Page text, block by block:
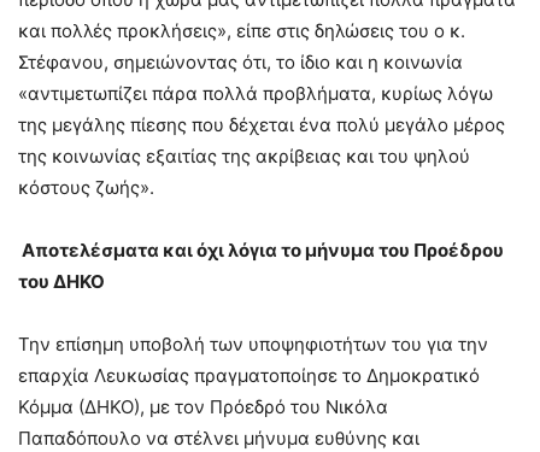
και πολλές προκλήσεις», είπε στις δηλώσεις του ο κ.
Στέφανου, σημειώνοντας ότι, το ίδιο και η κοινωνία
«αντιμετωπίζει πάρα πολλά προβλήματα, κυρίως λόγω
της μεγάλης πίεσης που δέχεται ένα πολύ μεγάλο μέρος
της κοινωνίας εξαιτίας της ακρίβειας και του ψηλού
κόστους ζωής».
Αποτελέσματα και όχι λόγια το μήνυμα του Προέδρου
του ΔΗΚΟ
Την επίσημη υποβολή των υποψηφιοτήτων του για την
επαρχία Λευκωσίας πραγματοποίησε το Δημοκρατικό
Κόμμα (ΔΗΚΟ), με τον Πρόεδρό του Νικόλα
Παπαδόπουλο να στέλνει μήνυμα ευθύνης και